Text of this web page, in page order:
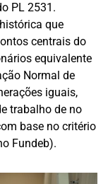
PL 2531.
que
centrais do
equivalente
Normal de
iguais,
trabalho de no
base no critério
Fundeb).